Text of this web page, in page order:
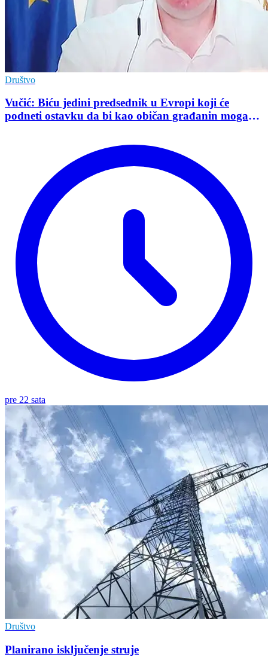
Društvo
Vučić: Biću jedini predsednik u Evropi koji će
podneti ostavku da bi kao običan građanin mogao
pre 22 sata
Društvo
Planirano isključenje struje